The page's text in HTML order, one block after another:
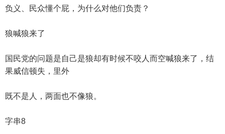
负义、民众懂个屁，为什么对他们负责？
狼喊狼来了
国民党的问题是自己是狼却有时候不咬人而空喊狼来了，结
果威信顿失，里外
既不是人，两面也不像狼。
字串8